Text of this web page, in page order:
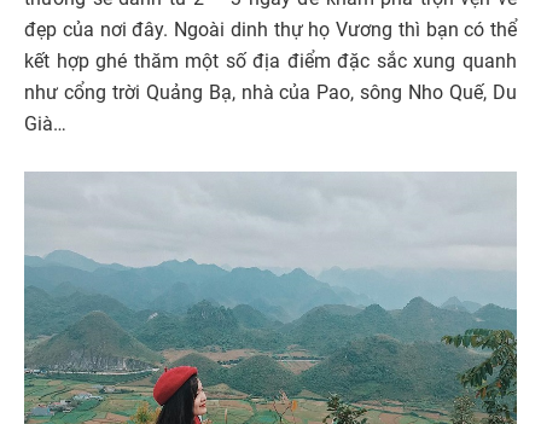
đẹp của nơi đây. Ngoài dinh thự họ Vương thì bạn có thể
kết hợp ghé thăm một số địa điểm đặc sắc xung quanh
như cổng trời Quảng Bạ, nhà của Pao, sông Nho Quế, Du
Già…